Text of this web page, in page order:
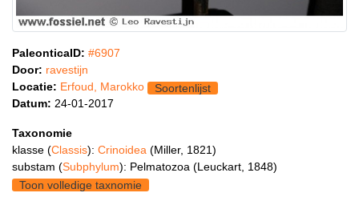
PaleonticaID: #6907
Door: ravestijn
Locatie: Erfoud, Marokko
Soortenlijst
Datum: 24-01-2017
Taxonomie
klasse (Classis): Crinoidea (Miller, 1821)
substam (Subphylum): Pelmatozoa (Leuckart, 1848)
Toon volledige taxnomie